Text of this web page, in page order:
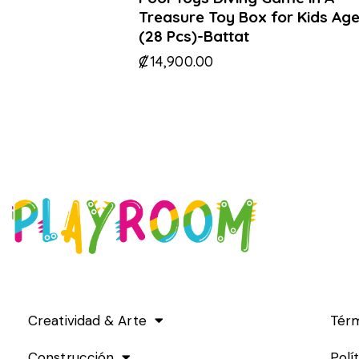
Treasure Toy Box for Kids
(28 Pcs)-Battat
₡14,900.00
Creatividad & Arte